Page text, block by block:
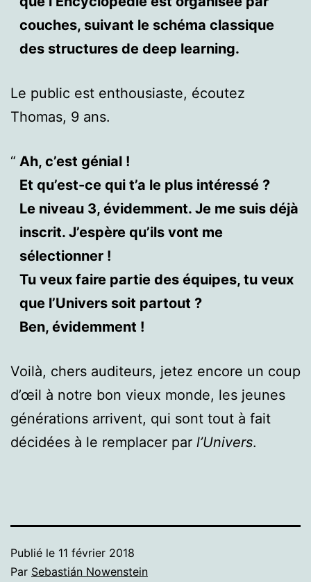
couches, suivant le schéma classique
des structures de deep learning.
Le public est enthousiaste, écoutez
Thomas, 9 ans.
Ah, c’est génial !
Et qu’est-ce qui t’a le plus intéressé ?
Le niveau 3, évidemment. Je me suis déjà
inscrit. J’espère qu’ils vont me
sélectionner !
Tu veux faire partie des équipes, tu veux
que l’Univers soit partout ?
Ben, évidemment !
Voilà, chers auditeurs, jetez encore un coup
d’œil à notre bon vieux monde, les jeunes
générations arrivent, qui sont tout à fait
décidées à le remplacer par l’Univers.
Publié le 11 février 2018
Par Sebastián Nowenstein